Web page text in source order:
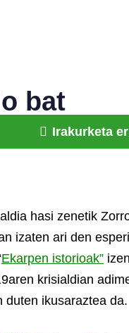
bat
Irakurketa
hasi zenetik
izaten ari den
Ekarpen istorioak”
krisialdian
duten ikusaraztea da.